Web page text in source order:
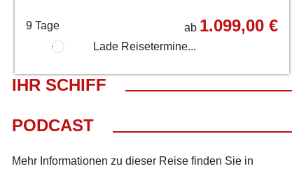
9 Tage ab 1.099,00 €
Lade Reisetermine...
IHR SCHIFF
PODCAST
Mehr Informationen zu dieser Reise finden Sie in